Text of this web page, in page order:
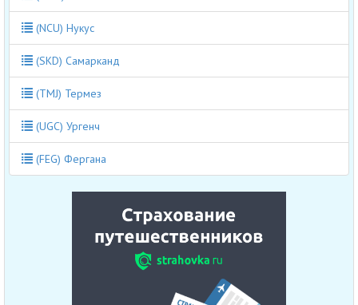
(NCU) Нукус
(SKD) Самарканд
(TMJ) Термез
(UGC) Ургенч
(FEG) Фергана